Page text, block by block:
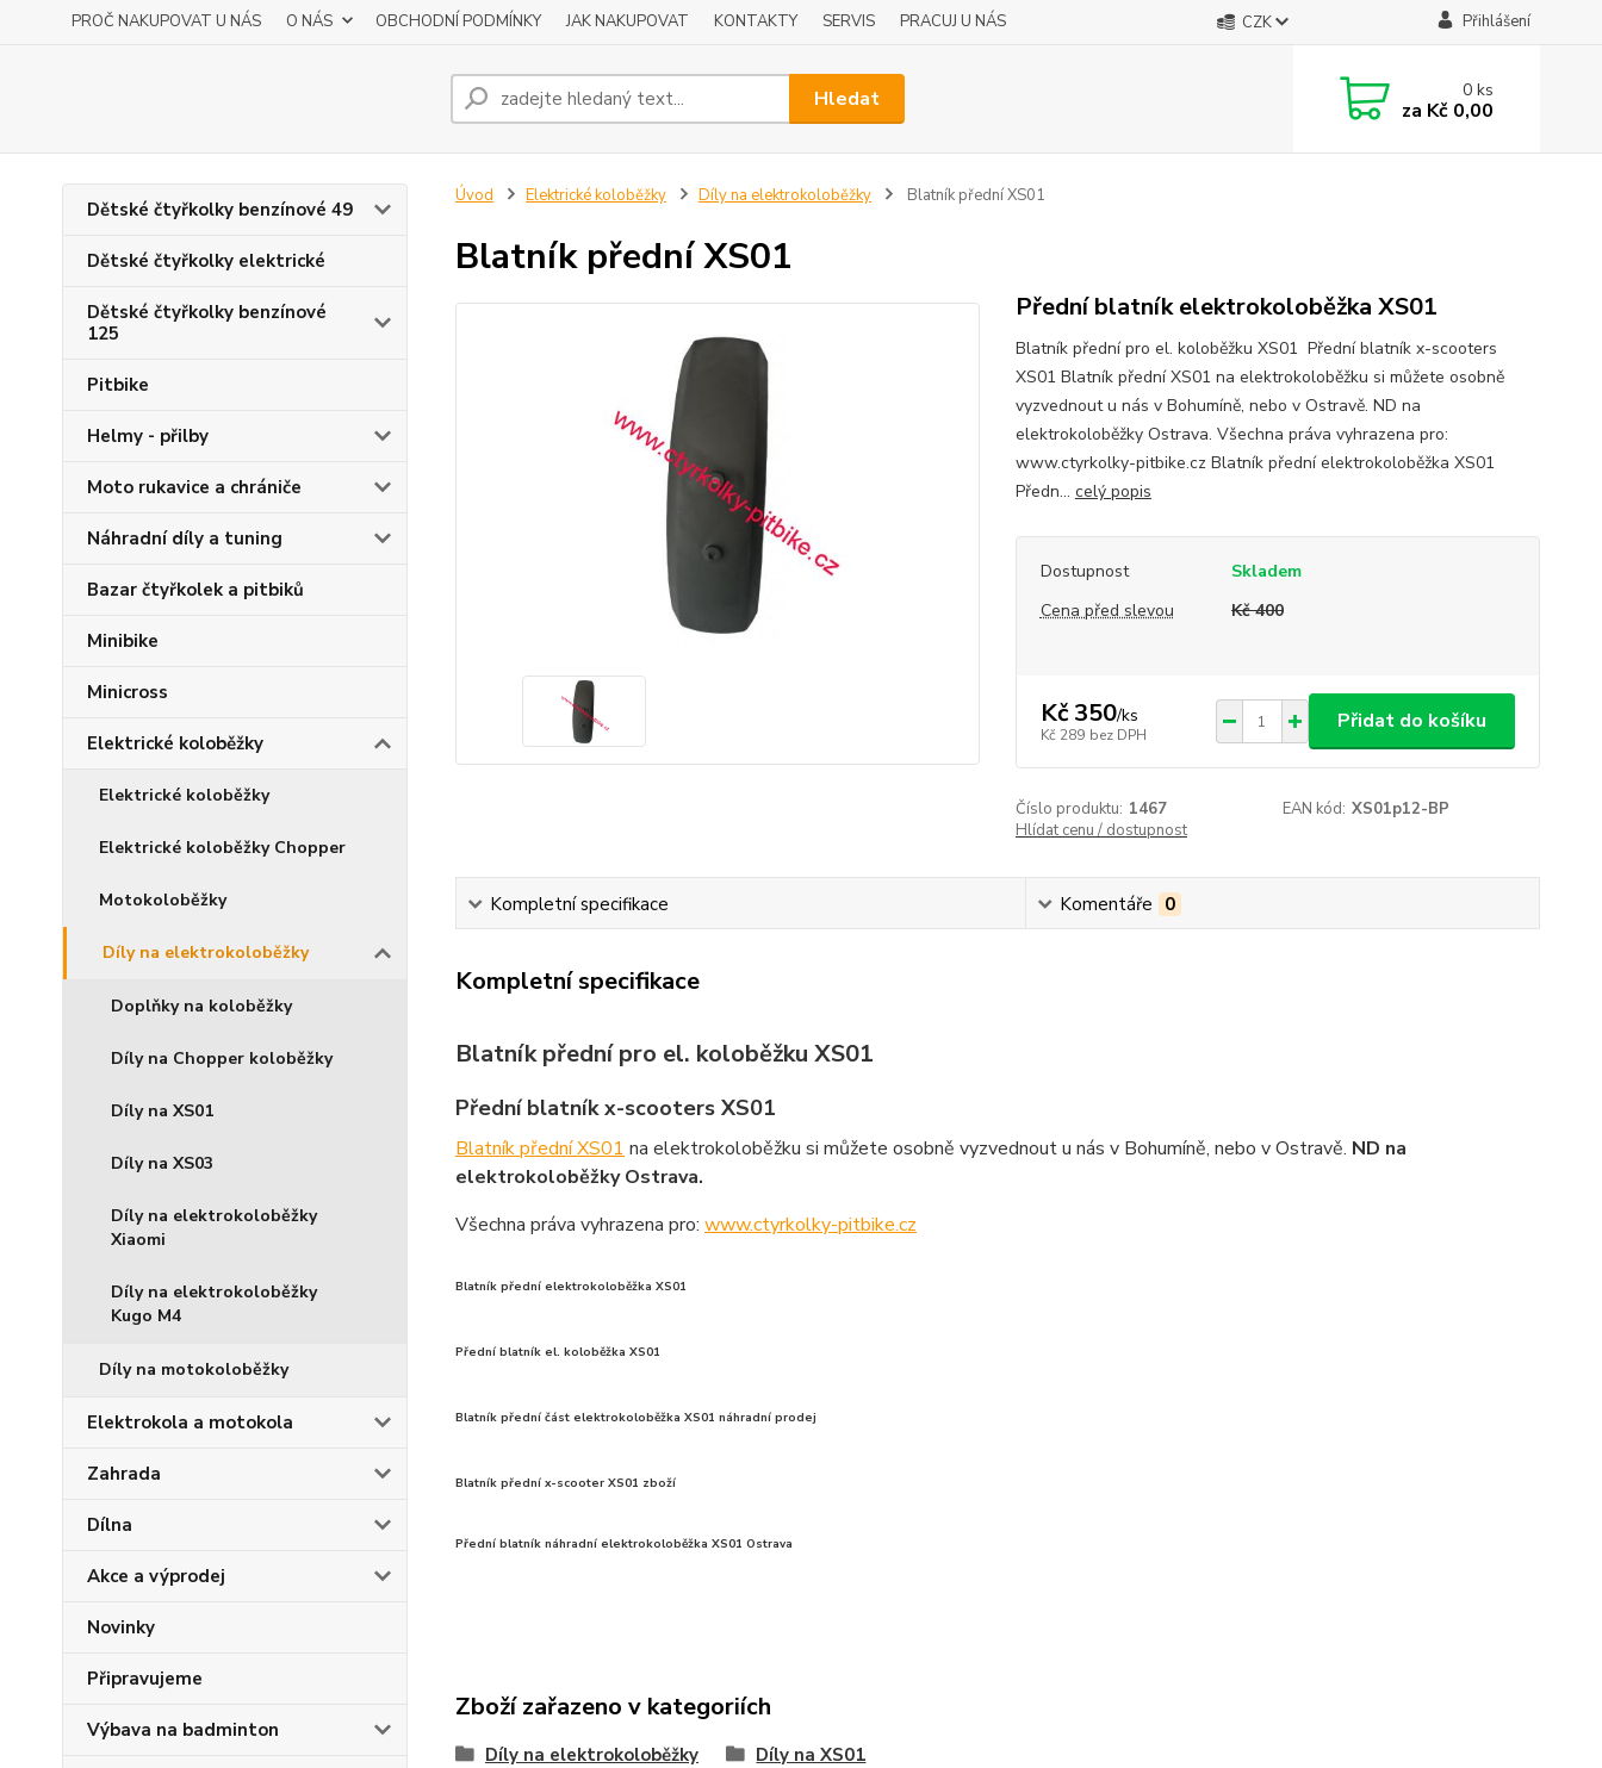
PROČ NAKUPOVAT U NÁS O NÁS OBCHODNÍ PODMÍNKY JAK NAKUPOVAT KONTAKTY SERVIS PRACUJ U NÁS CZK Přihlášení
Hledat 0ks
za Kč 0,00
Dětské čtyřkolky benzínové 49
Dětské čtyřkolky elektrické
Dětské čtyřkolky benzínové
125
Pitbike
Helmy - přilby
Moto rukavice a chrániče
Náhradní díly a tuning
Bazar čtyřkolek a pitbiků
Minibike
Minicross
Elektrické koloběžky
Elektrické koloběžky
Elektrické koloběžky Chopper
Motokoloběžky
Díly na elektrokoloběžky
Doplňky na koloběžky
Díly na Chopper koloběžky
Díly na XS01
Díly na XS03
Díly na elektrokoloběžky
Xiaomi
Díly na elektrokoloběžky
Kugo M4
Díly na motokoloběžky
Elektrokola a motokola
Zahrada
Dílna
Akce a výprodej
Novinky
Připravujeme
Výbava na badminton
Úvod Elektrické koloběžky Díly na elektrokoloběžky Blatník přední XS01
Blatník přední XS01
Přední blatník elektrokoloběžka XS01
Blatník přední pro el. koloběžku XS01 Přední blatník x-scooters
XS01 Blatník přední XS01 na elektrokoloběžku si můžete osobně
vyzvednout u nás v Bohumíně, nebo v Ostravě. ND na
elektrokoloběžky Ostrava. Všechna práva vyhrazena pro:
www.ctyrkolky-pitbike.cz Blatník přední elektrokoloběžka XS01
Předn... celý popis
Dostupnost
Skladem
Cena před slevou
Kč 400
Kč 350/ks
Kč 289 bez DPH
Přidat do košíku
Číslo produktu: 1467 EAN kód: XS01p12-BP
Hlídat cenu / dostupnost
Kompletní specifikace Komentáře 0
Kompletní specifikace
Blatník přední pro el. koloběžku XS01
Přední blatník x-scooters XS01
Blatník přední XS01 na elektrokoloběžku si můžete osobně vyzvednout u nás v Bohumíně, nebo v Ostravě. ND na
elektrokoloběžky Ostrava.
Všechna práva vyhrazena pro: www.ctyrkolky-pitbike.cz
Blatník přední elektrokoloběžka XS01
Přední blatník el. koloběžka XS01
Blatník přední část elektrokoloběžka XS01 náhradní prodej
Blatník přední x-scooter XS01 zboží
Přední blatník náhradní elektrokoloběžka XS01 Ostrava
Zboží zařazeno v kategoriích
Díly na elektrokoloběžky Díly na XS01